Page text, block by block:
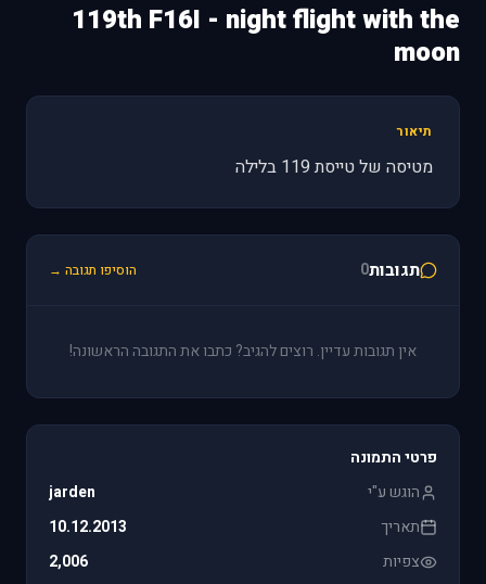
119th F16I - night flight with the
moon
תיאור
מטיסה של טייסת 119 בלילה
תגובות0 הוסיפו תגובה →
אין תגובות עדיין. רוצים להגיב? כתבו את התגובה הראשונה!
פרטי התמונה
הוגש ע"י
jarden
תאריך
10.12.2013
צפיות
2,006